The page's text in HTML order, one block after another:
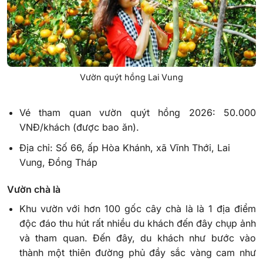
Vườn quýt hồng Lai Vung
Vé tham quan vườn quýt hồng 2026: 50.000
VNĐ/khách (được bao ăn).
Địa chỉ: Số 66, ấp Hòa Khánh, xã Vĩnh Thới, Lai
Vung, Đồng Tháp
Vườn chà là
Khu vườn với hơn 100 gốc cây chà là là 1 địa điểm
độc đáo thu hút rất nhiều du khách đến đây chụp ảnh
và tham quan. Đến đây, du khách như bước vào
thành một thiên đường phủ đầy sắc vàng cam như